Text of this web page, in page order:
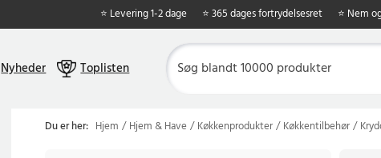
⭐ Levering 1-2 dage ⭐ 365 dages fortrydelsesret ⭐ Nem
Nyheder Toplisten
Du er her: Hjem Hjem & Have Køkkenprodukter Køkkentilbehør